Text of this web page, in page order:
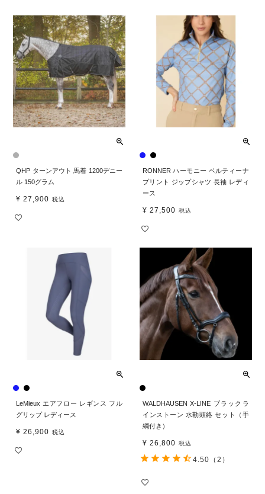
QHP ターンアウト 馬着 1200デニー
ル 150グラム
¥ 27,900 税込
RONNER ハーモニー ベルティーナ
プリント ジップシャツ 長袖 レディ
ース
¥ 27,500 税込
LeMieux エアフロー レギンス フル
グリップ レディース
¥ 26,900 税込
WALDHAUSEN X-LINE ブラックラ
インストーン 水勒頭絡 セット（手
綱付き）
¥ 26,800 税込
4.50 （2）